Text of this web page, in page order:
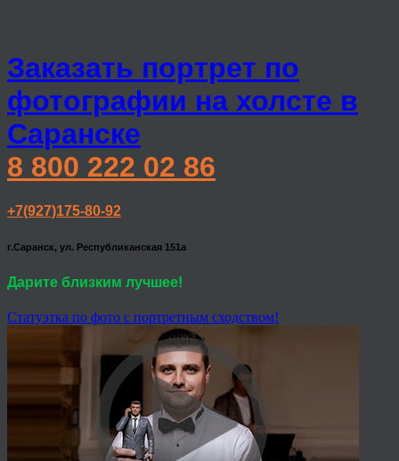
Заказать портрет по
фотографии на холсте в
Саранске
8 800 222 02 86
+7(927)175-80-92
г.Саранск, ул. Республиканская 151а
Дарите близким лучшее!
Статуэтка по фото с портретным сходством!